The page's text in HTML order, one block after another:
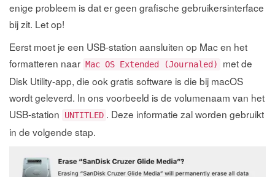
enige probleem is dat er geen grafische gebruikersinterface
bij zit. Let op!
Eerst moet je een USB-station aansluiten op Mac en het
formatteren naar Mac OS Extended (Journaled)
met de
Disk Utility-app, die ook gratis software is die bij macOS
wordt geleverd. In ons voorbeeld is de volumenaam van het
USB-station
UNTITLED . Deze informatie zal worden gebruikt
in de volgende stap.